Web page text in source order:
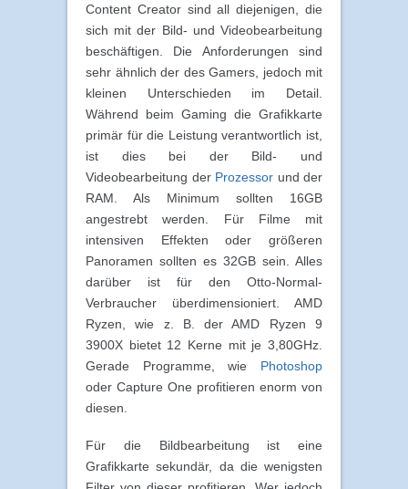
Content Creator sind all diejenigen, die
sich mit der Bild- und Videobearbeitung
beschäftigen. Die Anforderungen sind
sehr ähnlich der des Gamers, jedoch mit
kleinen Unterschieden im Detail.
Während beim Gaming die Grafikkarte
primär für die Leistung verantwortlich ist,
ist dies bei der Bild- und
Videobearbeitung der Prozessor und der
RAM. Als Minimum sollten 16GB
angestrebt werden. Für Filme mit
intensiven Effekten oder größeren
Panoramen sollten es 32GB sein. Alles
darüber ist für den Otto-Normal-
Verbraucher überdimensioniert. AMD
Ryzen, wie z. B. der AMD Ryzen 9
3900X bietet 12 Kerne mit je 3,80GHz.
Gerade Programme, wie Photoshop
oder Capture One profitieren enorm von
diesen.
Für die Bildbearbeitung ist eine
Grafikkarte sekundär, da die wenigsten